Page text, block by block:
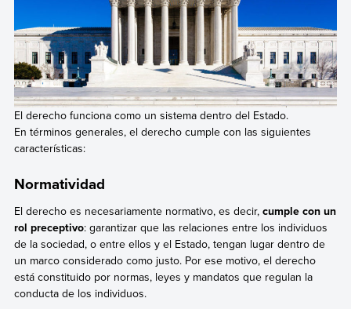
El derecho funciona como un sistema dentro del Estado.
En términos generales, el derecho cumple con las siguientes
características:
Normatividad
El derecho es necesariamente normativo, es decir, cumple con un
rol preceptivo: garantizar que las relaciones entre los individuos
de la sociedad, o entre ellos y el Estado, tengan lugar dentro de
un marco considerado como justo. Por ese motivo, el derecho
está constituido por normas, leyes y mandatos que regulan la
conducta de los individuos.